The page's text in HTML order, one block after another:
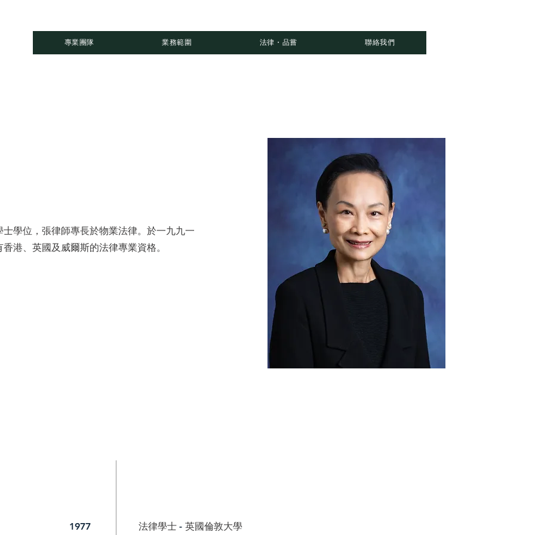
專業團隊 業務範圍 法律・品嘗 聯絡我們
學位，張律師專長於物業法律。於一九九一
港、英國及威爾斯的法律專業資格。
1977 法律學士 - 英國倫敦大學